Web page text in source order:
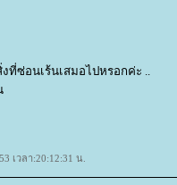
ที่ซ่อนเร้นเสมอไปหรอกค่ะ ..
เวลา:20:12:31 น.